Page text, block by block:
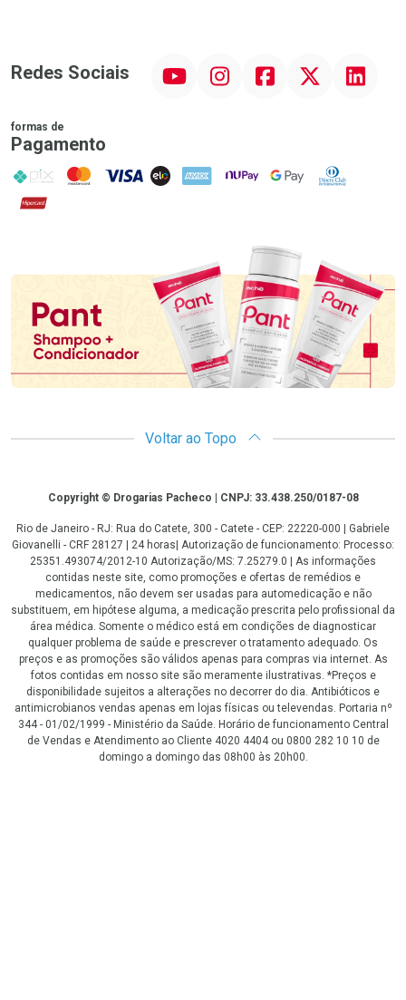
Redes Sociais InstagramFacebookTwitter Linkedin
formas de
Pagamento
PIX MasterCard
VISA ELO AMEX NuPay Google PayDiners Club
Hipercard
Promoção em Destaque
Voltar ao Topo
CopyrightCopyright © Drogarias Pacheco | CNPJ: 33.438.250/0187-08
Rio de Janeiro - RJ: Rua do Catete, 300 - Catete - CEP: 22220-000 | Gabriele
Giovanelli - CRF 28127 | 24 horas| Autorização de funcionamento: Processo:
25351.493074/2012-10 Autorização/MS: 7.25279.0 | As informações
contidas neste site, como promoções e ofertas de remédios e
medicamentos, não devem ser usadas para automedicação e não
substituem, em hipótese alguma, a medicação prescrita pelo profissional da
área médica. Somente o médico está em condições de diagnosticar
qualquer problema de saúde e prescrever o tratamento adequado. Os
preços e as promoções são válidos apenas para compras via internet. As
fotos contidas em nosso site são meramente ilustrativas. *Preços e
disponibilidade sujeitos a alterações no decorrer do dia. Antibióticos e
antimicrobianos vendas apenas em lojas físicas ou televendas. Portaria nº
344 - 01/02/1999 - Ministério da Saúde. Horário de funcionamento Central
de Vendas e Atendimento ao Cliente 4020 4404 ou 0800 282 10 10 de
domingo a domingo das 08h00 às 20h00.